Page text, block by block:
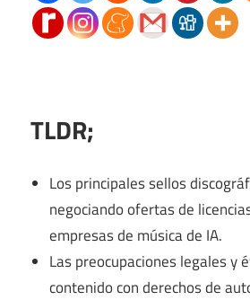
TLDR;
Los principales sellos
negociando ofertas de
empresas de música de IA.
Las preocupaciones legales y
contenido con derechos de